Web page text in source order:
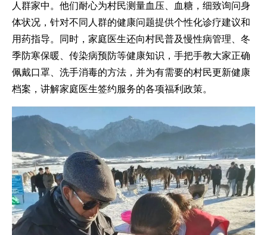
人群家中。他们耐心为村民测量血压、血糖，细致询问身
体状况，针对不同人群的健康问题提供个性化诊疗建议和
用药指导。同时，家庭医生还向村民普及慢性病管理、冬
季防寒保暖、传染病预防等健康知识，手把手教大家正确
佩戴口罩、洗手消毒的方法，并为有需要的村民更新健康
档案，讲解家庭医生签约服务的各项福利政策。